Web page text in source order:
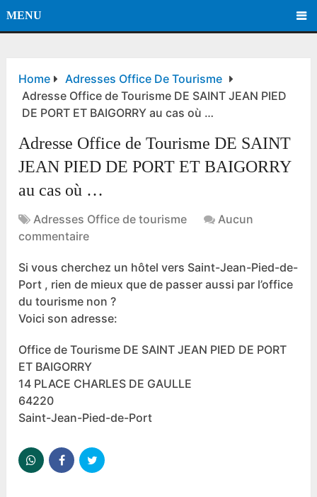
MENU
Home
Adresses Office De Tourisme
Adresse Office de Tourisme DE SAINT JEAN PIED
DE PORT ET BAIGORRY au cas où …
Adresse Office de Tourisme DE SAINT
JEAN PIED DE PORT ET BAIGORRY
au cas où …
Adresses Office de tourisme
Aucun
commentaire
Si vous cherchez un hôtel vers Saint-Jean-Pied-de-
Port , rien de mieux que de passer aussi par l’office
du tourisme non ?
Voici son adresse:
Office de Tourisme DE SAINT JEAN PIED DE PORT
ET BAIGORRY
14 PLACE CHARLES DE GAULLE
64220
Saint-Jean-Pied-de-Port